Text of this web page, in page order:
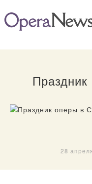
28